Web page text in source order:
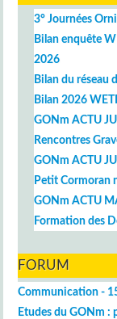
3° Journées
Bilan enquête
2026
Bilan du réseau
Bilan 2026
GONm ACTU
Rencontres
GONm ACTU
Petit Cormoran
GONm ACTU
Formation des
FORUM
Communication -
Etudes du GONm :